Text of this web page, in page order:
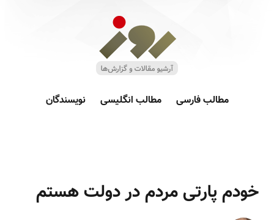
مطالب فارسی مطالب انگلیسی نویسندگان
خودم پارتی مردم در دولت هستم